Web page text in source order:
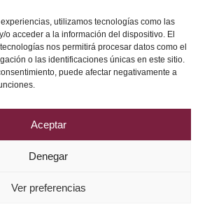
utilizamos tecnologías como las
o acceder a la información del dispositivo. El
nos permitirá procesar datos como el
o las identificaciones únicas en este sitio.
puede afectar negativamente a
Aceptar
Denegar
Ver preferencias